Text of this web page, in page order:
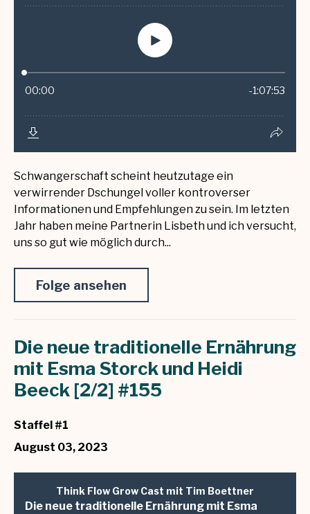
Schwangerschaft scheint heutzutage ein
verwirrender Dschungel voller kontroverser
Informationen und Empfehlungen zu sein. Im letzten
Jahr haben meine Partnerin Lisbeth und ich versucht,
uns so gut wie möglich durch...
Folge ansehen
Die neue traditionelle Ernährung
mit Esma Storck und Heidi
Beeck [2/2] #155
Staffel #1
August 03, 2023